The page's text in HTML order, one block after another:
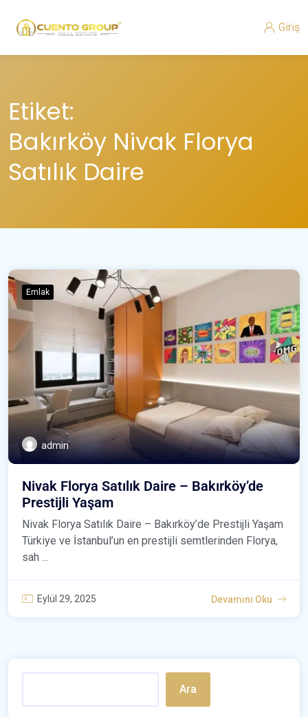
Giriş
Etiket:
Bakırköy Nivak Florya
Satılık Daire
Emlak
admin
Nivak Florya Satılık Daire – Bakırköy’de
Prestijli Yaşam
Nivak Florya Satılık Daire – Bakırköy’de Prestijli Yaşam
Türkiye ve İstanbul’un en prestijli semtlerinden Florya,
sah ...
Eylül 29, 2025 Devamını Oku
Ara